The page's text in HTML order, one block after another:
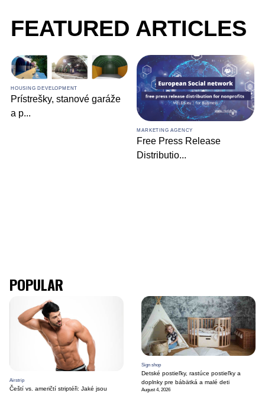
FEATURED ARTICLES
HOUSING DEVELOPMENT
Prístrešky, stanové garáže
a p...
MARKETING AGENCY
Free Press Release
Distributio...
POPULAR
Airstrip
Čeští vs. američtí striptéři: Jaké jsou
Sign shop
Detské postieľky, rastúce postieľky a
doplnky pre bábätká a malé deti
August 4, 2026